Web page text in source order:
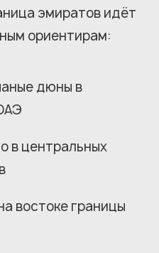
эмиратов идёт
ориентирам:
дюны в
в центральных
востоке границы